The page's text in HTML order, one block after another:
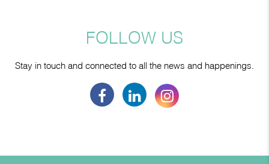
FOLLOW US
Stay in touch and connected to all the news and happenings.